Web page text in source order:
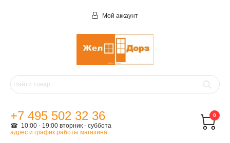
Мой аккаунт
+7 495 502 32 36
☎ 10:00 - 19:00 вторник - суббота
адрес и график работы магазина
0